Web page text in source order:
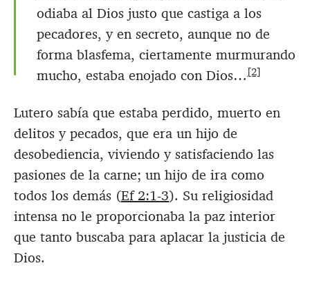
odiaba al Dios justo que castiga a los
pecadores, y en secreto, aunque no de
forma blasfema, ciertamente murmurando
mucho, estaba enojado con Dios… [2]
Lutero sabía que estaba perdido, muerto en
delitos y pecados, que era un hijo de
desobediencia, viviendo y satisfaciendo las
pasiones de la carne; un hijo de ira como
todos los demás (Ef 2:1-3). Su religiosidad
intensa no le proporcionaba la paz interior
que tanto buscaba para aplacar la justicia de
Dios.